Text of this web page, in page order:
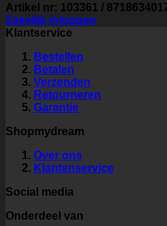
Artikel nr: 103361 /
Zakelijk inloggen
Klantservice
Bestellen
Betalen
Verzenden
Retourneren
Garantie
Shopmydream
Over ons
Klantenservice
Social media
Onderdeel van